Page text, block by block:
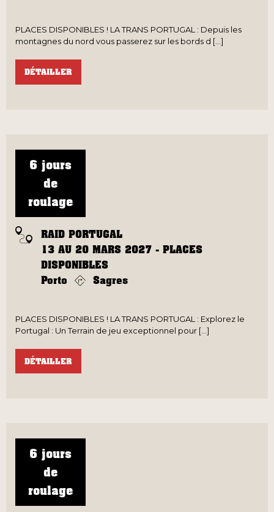
PLACES DISPONIBLES ! LA TRANS PORTUGAL : Depuis les
montagnes du nord vous passerez sur les bords d [...]
DÉTAILLER
6 jours
de
roulage
RAID PORTUGAL
13 AU 20 MARS 2027 - PLACES
DISPONIBLES
Porto
Sagres
PLACES DISPONIBLES ! LA TRANS PORTUGAL : Explorez le
Portugal : Un Terrain de jeu exceptionnel pour [...]
DÉTAILLER
6 jours
de
roulage